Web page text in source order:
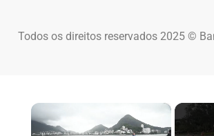
Todos os direitos reservados 2025 ©
×